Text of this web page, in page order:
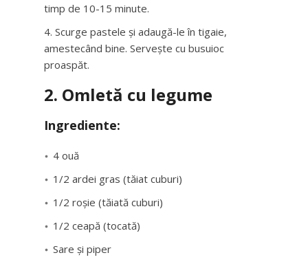
timp de 10-15 minute.
Scurge pastele și adaugă-le în tigaie,
amestecând bine. Servește cu busuioc
proaspăt.
2. Omletă cu legume
Ingrediente:
4 ouă
1/2 ardei gras (tăiat cuburi)
1/2 roșie (tăiată cuburi)
1/2 ceapă (tocată)
Sare și piper